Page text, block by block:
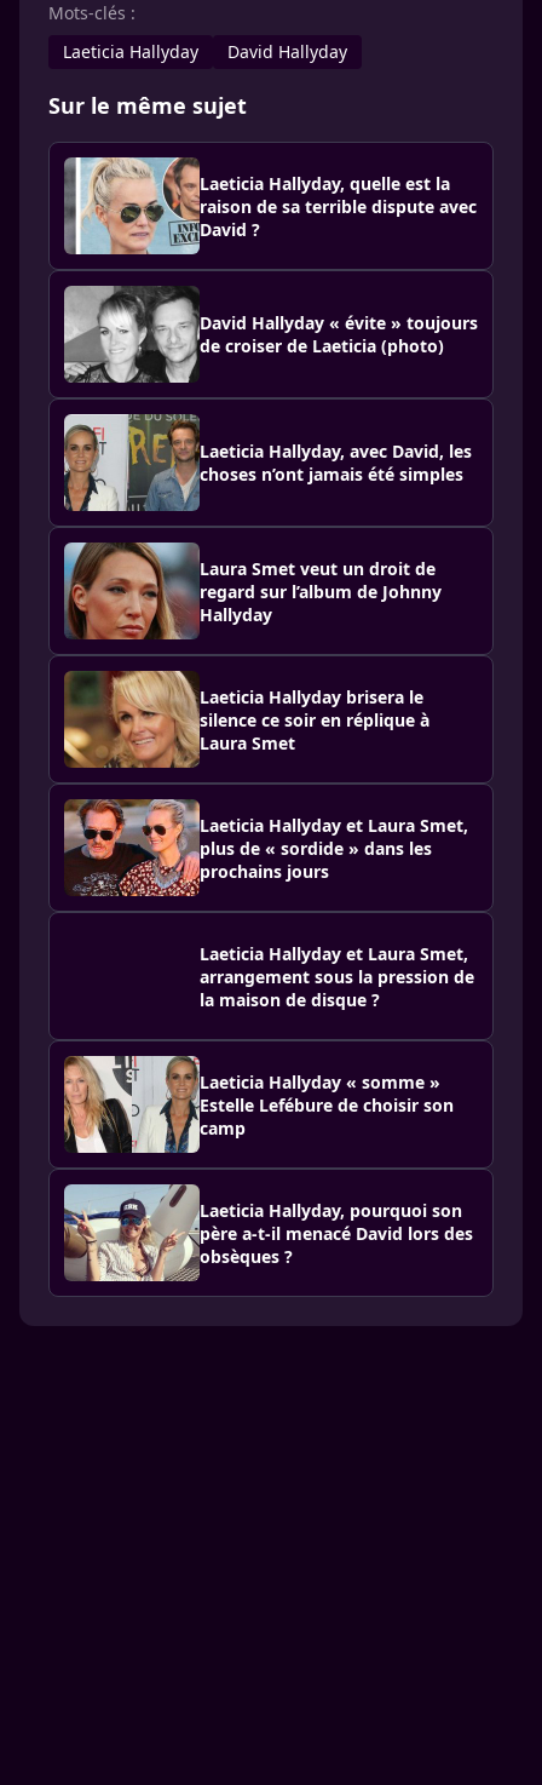
Mots-clés :
Laeticia Hallyday
David Hally­day
Sur le même sujet
Laeti­cia Hally­day, quelle est la
raison de sa terrible dispute avec
David ?
David Hallyday « évite » toujours
de croiser de Laeticia (photo)
Laeticia Hallyday, avec David, les
choses n’ont jamais été simples
Laura Smet veut un droit de
regard sur l’album de Johnny
Hallyday
Laeticia Hallyday brisera le
silence ce soir en réplique à
Laura Smet
Laeticia Hallyday et Laura Smet,
plus de « sordide » dans les
prochains jours
Laeticia Hallyday et Laura Smet,
arrangement sous la pression de
la maison de disque ?
Laeticia Hallyday « somme »
Estelle Lefébure de choisir son
camp
Laeti­cia Hally­day, pourquoi son
père a-t-il menacé David lors des
obsèques ?